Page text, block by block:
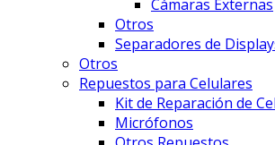
Cámaras Externas
Otros
Separadores de
Otros
Repuestos para Celulares
Kit de Reparación de
Micrófonos